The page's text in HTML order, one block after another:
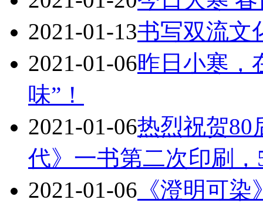
2021-01-13书写双流文
2021-01-06昨日小寒，
味”！
2021-01-06热烈祝贺80
代》一书第二次印刷，
2021-01-06 《澄明可